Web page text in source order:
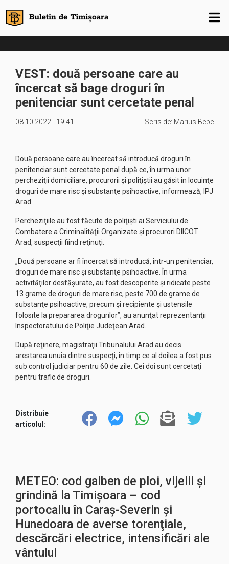
VEST: două persoane care au
încercat să bage droguri în
penitenciar sunt cercetate penal
08.10.2022 - 19:41 Scris de: Marius Bebe
Două persoane care au încercat să introducă droguri în
penitenciar sunt cercetate penal după ce, în urma unor
percheziţii domiciliare, procurorii şi poliţiştii au găsit în locuinţe
droguri de mare risc şi substanţe psihoactive, informează, IPJ
Arad.
Percheziţiile au fost făcute de poliţişti ai Serviciului de
Combatere a Criminalităţii Organizate şi procurori DIICOT
Arad, suspecţii fiind reţinuţi.
„Două persoane ar fi încercat să introducă, într-un penitenciar,
droguri de mare risc şi substanţe psihoactive. În urma
activităţilor desfăşurate, au fost descoperite şi ridicate peste
13 grame de droguri de mare risc, peste 700 de grame de
substanţe psihoactive, precum şi recipiente şi ustensile
folosite la prepararea drogurilor”, au anunţat reprezentanţii
Inspectoratului de Poliţie Judeţean Arad.
După reţinere, magistraţii Tribunalului Arad au decis
arestarea unuia dintre suspecţi, în timp ce al doilea a fost pus
sub control judiciar pentru 60 de zile. Cei doi sunt cercetaţi
pentru trafic de droguri.
Distribuie
articolul:
METEO: cod galben de ploi, vijelii şi
grindină la Timișoara – cod
portocaliu în Caraș-Severin și
Hunedoara de averse torenţiale,
descărcări electrice, intensificări ale
vântului